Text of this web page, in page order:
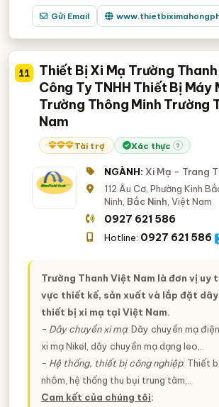
Gửi Email
11
Thiết Bị Xi Mạ Trường
Công Ty TNHH Thiết Bị Máy
Trường Thông Minh Trường
Nam
Tài trợ Xác thực ?
NGÀNH: Xi Mạ - Trang
112 Âu Cơ, Phường Kinh
Ninh, Bắc Ninh , Việt Nam
0927 621 586
Hotline: 0927 621 586
Trường Thanh Việt Nam là đơn vị uy
vực thiết kế, sản xuất và lắp đặt dây
thiết bị xi mạ tại Việt Nam.
− Dây chuyền xi mạ: Dây chuyền mạ
xi mạ Nikel, dây chuyền mạ dạng leo,..
− Hệ thống, thiết bị công nghiệp: Thiết
nhôm, hệ thống thu bụi trung tâm,..
Cam kết của chúng tôi: